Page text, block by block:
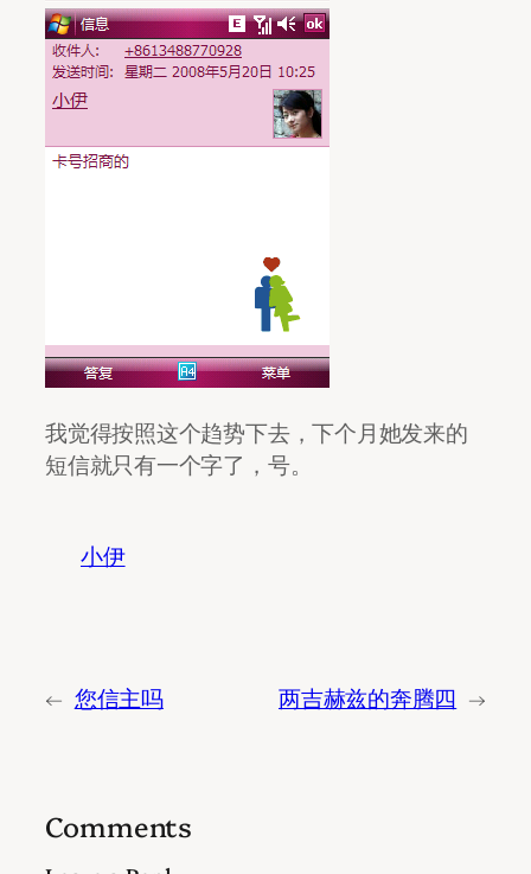
我觉得按照这个趋势下去，下个月她发来的
短信就只有一个字了，号。
小伊
← 您信主吗 两吉赫兹的奔腾四 →
Comments